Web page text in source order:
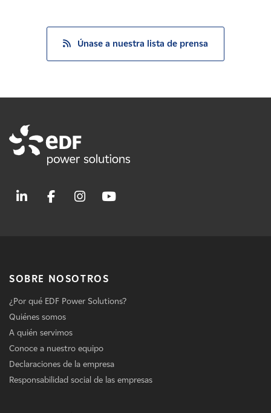
Únase a nuestra lista de prensa
SOBRE NOSOTROS
¿Por qué EDF Power Solutions?
Quiénes somos
A quién servimos
Conoce a nuestro equipo
Declaraciones de la empresa
Responsabilidad social de las empresas